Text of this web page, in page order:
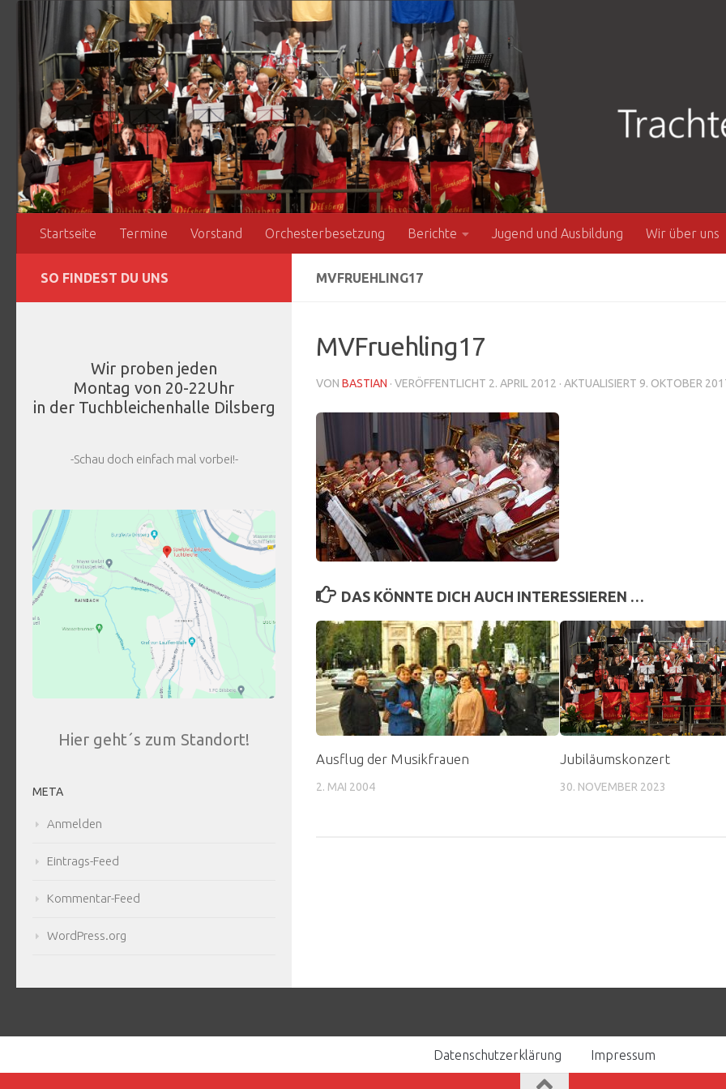
Zum Inhalt springen
Startseite Termine Vorstand Orchesterbesetzung Berichte Jugend und Ausbildung Wir über uns
MVFRUEHLING17
MVFruehling17
VON BASTIAN · VERÖFFENTLICHT 2. APRIL 2012 · AKTUALISIERT 9. OKTOBER
DAS KÖNNTE DICH AUCH INTERESSIEREN …
Ausflug der Musikfrauen
2. MAI 2004
Jubiläumskonzert
30. NOVEMBER 2023
SO FINDEST DU UNS
Wir proben jeden
Montag von 20-22Uhr
in der Tuchbleichenhalle Dilsberg
-Schau doch einfach mal vorbei!-
Hier geht´s zum Standort!
META
Anmelden
Eintrags-Feed
Kommentar-Feed
WordPress.org
Datenschutzerklärung Impressum